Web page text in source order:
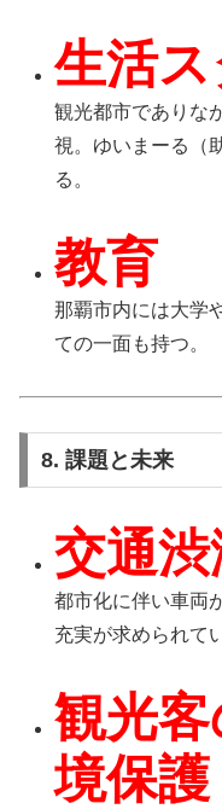
生活
観光都市でありな
視。ゆいまーる（
る。
教育
那覇市内には大学
ての一面も持つ。
8. 課題と未来
交通渋
都市化に伴い車両
充実が求められて
観光
境保護